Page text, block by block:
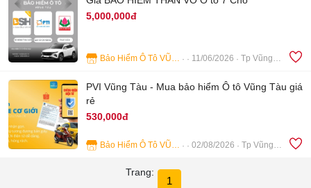
5,000,000đ
Bảo Hiểm Ô Tô VŨNG TÀU 11/06/2026 Tp Vũng Tàu
PVI Vũng Tàu - Mua bảo hiểm Ô tô Vũng Tàu giá
rẻ
530,000đ
Bảo Hiểm Ô Tô VŨNG TÀU 02/08/2026 Tp Vũng Tàu
Trang:
1